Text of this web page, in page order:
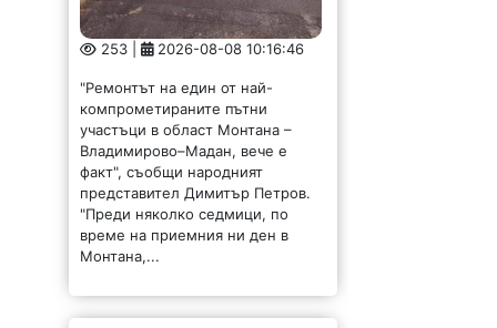
253 | 2026-08-08 10:16:46
"Ремонтът на един от най-
компрометираните пътни
участъци в област Монтана –
Владимирово–Мадан, вече е
факт", съобщи народният
представител Димитър Петров.
"Преди няколко седмици, по
време на приемния ни ден в
Монтана,...